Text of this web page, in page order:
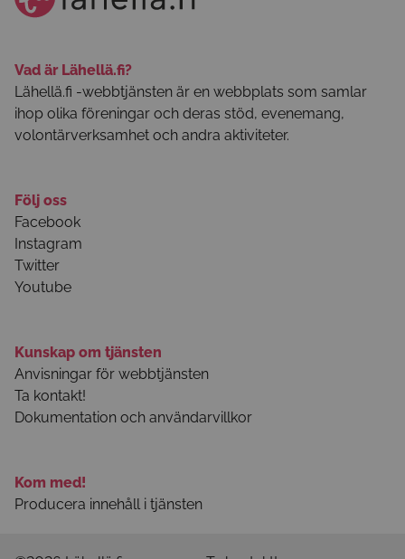
Vad är Lähellä.fi?
Lähellä.fi -webbtjänsten är en webbplats som samlar
ihop olika föreningar och deras stöd, evenemang,
volontärverksamhet och andra aktiviteter.
Följ oss
Facebook
Instagram
Twitter
Youtube
Kunskap om tjänsten
Anvisningar för webbtjänsten
Ta kontakt!
Dokumentation och användarvillkor
Kom med!
Producera innehåll i tjänsten